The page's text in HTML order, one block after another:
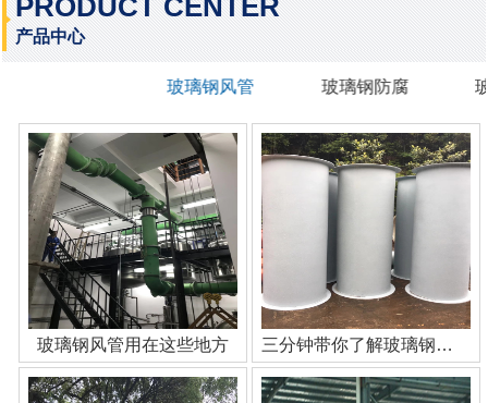
PRODUCT CENTER
产品中心
玻璃钢风管 玻璃钢防腐
玻璃钢风管用在这些地方 三分钟带你了解玻璃钢管道